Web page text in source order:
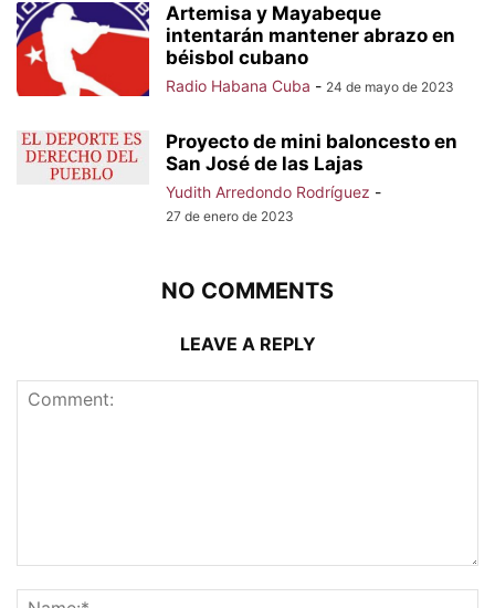
Artemisa y Mayabeque
intentarán mantener abrazo en
béisbol cubano
Radio Habana Cuba - 24 de mayo de 2023
Proyecto de mini baloncesto en
San José de las Lajas
Yudith Arredondo Rodríguez -
27 de enero de 2023
NO COMMENTS
LEAVE A REPLY